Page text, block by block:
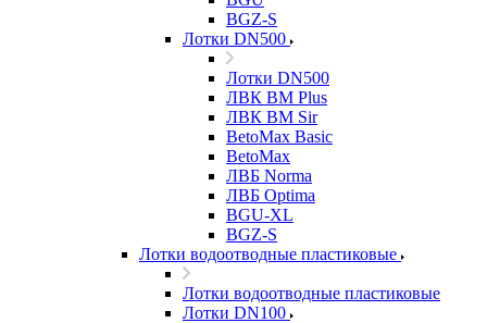
BGZ-S
Лотки DN500
Лотки DN500
ЛВК ВМ Plus
ЛВК ВМ Sir
BetoMax Basic
BetoMax
ЛВБ Norma
ЛВБ Optima
BGU-XL
BGZ-S
Лотки водоотводные пластиковые
Лотки водоотводные пластиковые
Лотки DN100